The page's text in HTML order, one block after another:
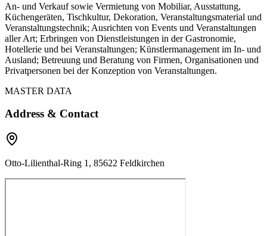
An- und Verkauf sowie Vermietung von Mobiliar, Ausstattung,
Küchengeräten, Tischkultur, Dekoration, Veranstaltungsmaterial und
Veranstaltungstechnik; Ausrichten von Events und Veranstaltungen
aller Art; Erbringen von Dienstleistungen in der Gastronomie,
Hotellerie und bei Veranstaltungen; Künstlermanagement im In- und
Ausland; Betreuung und Beratung von Firmen, Organisationen und
Privatpersonen bei der Konzeption von Veranstaltungen.
MASTER DATA
Address & Contact
Otto-Lilienthal-Ring 1, 85622 Feldkirchen